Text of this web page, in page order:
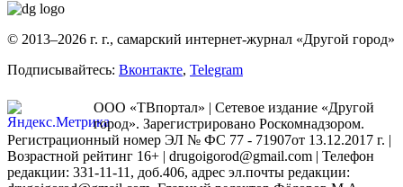
© 2013–2026 г. г., самарский интернет-журнал «Другой город»
Подписывайтесь: Вконтакте, Telegram
ООО «ТВпортал» | Сетевое издание «Другой
город». Зарегистрировано Роскомнадзором.
Регистрационный номер ЭЛ № ФС 77 - 71907от 13.12.2017 г. |
Возрастной рейтинг 16+ | drugoigorod@gmail.com | Телефон
редакции: 331-11-11, доб.406, адрес эл.почты редакции: